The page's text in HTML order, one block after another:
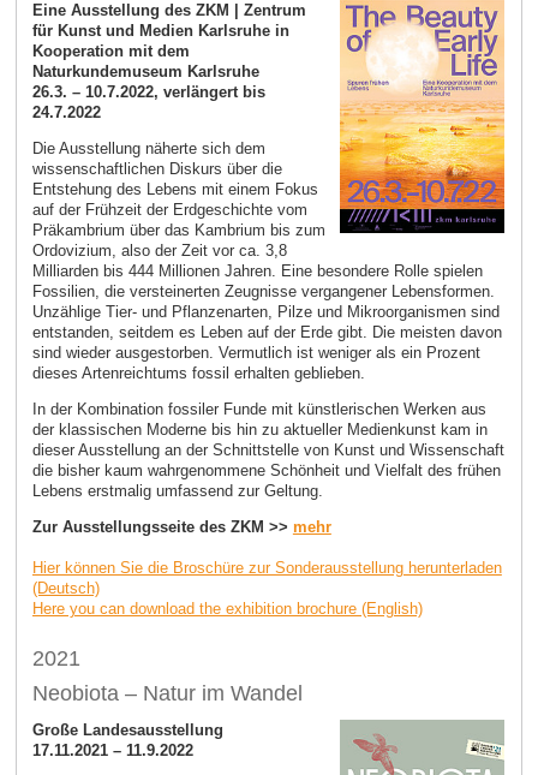
Eine Ausstellung des ZKM | Zentrum
für Kunst und Medien Karlsruhe in
Kooperation mit dem
Naturkundemuseum Karlsruhe
26.3. – 10.7.2022, verlängert bis
24.7.2022
Die Ausstellung näherte sich dem
wissenschaftlichen Diskurs über die
Entstehung des Lebens mit einem Fokus
auf der Frühzeit der Erdgeschichte vom
Präkambrium über das Kambrium bis zum
Ordovizium, also der Zeit vor ca. 3,8
Milliarden bis 444 Millionen Jahren. Eine besondere Rolle spielen
Fossilien, die versteinerten Zeugnisse vergangener Lebensformen.
Unzählige Tier- und Pflanzenarten, Pilze und Mikroorganismen sind
entstanden, seitdem es Leben auf der Erde gibt. Die meisten davon
sind wieder ausgestorben. Vermutlich ist weniger als ein Prozent
dieses Artenreichtums fossil erhalten geblieben.
In der Kombination fossiler Funde mit künstlerischen Werken aus
der klassischen Moderne bis hin zu aktueller Medienkunst kam in
dieser Ausstellung an der Schnittstelle von Kunst und Wissenschaft
die bisher kaum wahrgenommene Schönheit und Vielfalt des frühen
Lebens erstmalig umfassend zur Geltung.
Zur Ausstellungsseite des ZKM >> mehr
Hier können Sie die Broschüre zur Sonderausstellung herunterladen
(Deutsch)
Here you can download the exhibition brochure (English)
2021
Neobiota – Natur im Wandel
Große Landesausstellung
17.11.2021 – 11.9.2022